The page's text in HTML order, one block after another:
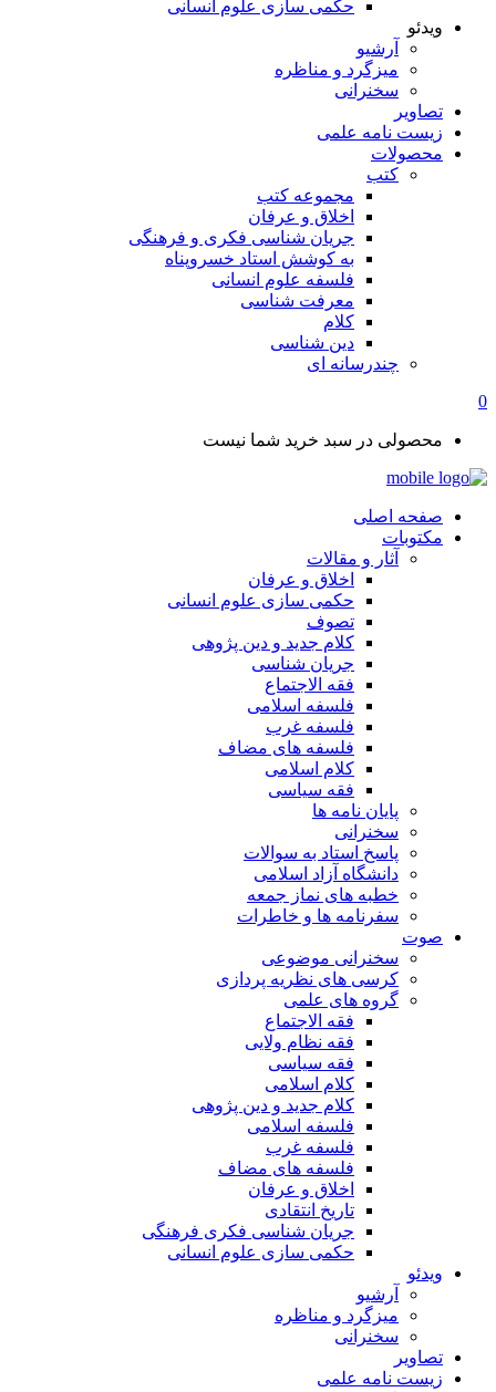
حکمی سازی علوم انسانی
ویدئو
آرشیو
میزگرد و مناظره
سخنرانی
تصاویر
زیست نامه علمی
محصولات
کتب
مجموعه کتب
اخلاق و عرفان
جریان شناسی فکری و فرهنگی
به کوشش استاد خسروپناه
فلسفه علوم انسانی
معرفت شناسی
کلام
دین شناسی
چندرسانه ای
0
محصولی در سبد خرید شما نیست
صفحه اصلی
مکتوبات
آثار و مقالات
اخلاق و عرفان
حکمی سازی علوم انسانی
تصوف
کلام جدید و دین پژوهی
جریان شناسی
فقه الاجتماع
فلسفه اسلامی
فلسفه غرب
فلسفه های مضاف
کلام اسلامی
فقه سیاسی
پایان نامه ها
سخنرانی
پاسخ استاد به سوالات
دانشگاه آزاد اسلامی
خطبه های نماز جمعه
سفرنامه ها و خاطرات
صوت
سخنرانی موضوعی
کرسی های نظریه پردازی
گروه های علمی
فقه الاجتماع
فقه نظام ولایی
فقه سیاسی
کلام اسلامی
کلام جدید و دین پژوهی
فلسفه اسلامی
فلسفه غرب
فلسفه های مضاف
اخلاق و عرفان
تاریخ انتقادی
جریان شناسی فکری فرهنگی
حکمی سازی علوم انسانی
ویدئو
آرشیو
میزگرد و مناظره
سخنرانی
تصاویر
زیست نامه علمی